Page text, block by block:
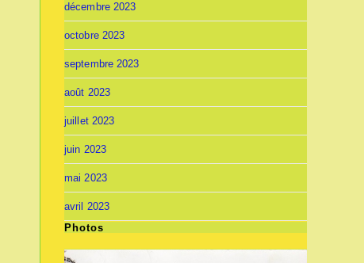
décembre 2023
octobre 2023
septembre 2023
août 2023
juillet 2023
juin 2023
mai 2023
avril 2023
Photos